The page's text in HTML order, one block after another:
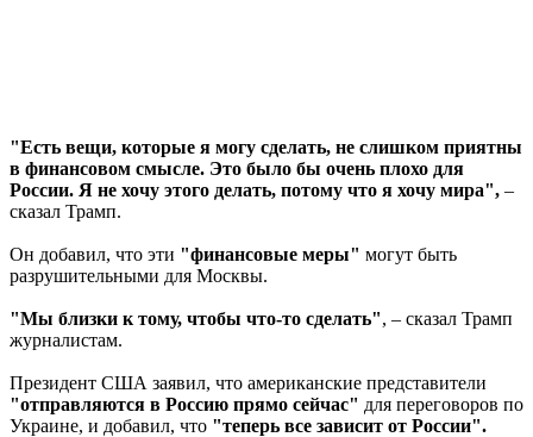
"Есть вещи, которые я могу сделать, не слишком приятны
в финансовом смысле. Это было бы очень плохо для
России. Я не хочу этого делать, потому что я хочу мира", –
сказал Трамп.
Он добавил, что эти "финансовые меры" могут быть
разрушительными для Москвы.
"Мы близки к тому, чтобы что-то сделать", – сказал Трамп
журналистам.
Президент США заявил, что американские представители
"отправляются в Россию прямо сейчас" для переговоров по
Украине, и добавил, что "теперь все зависит от России".